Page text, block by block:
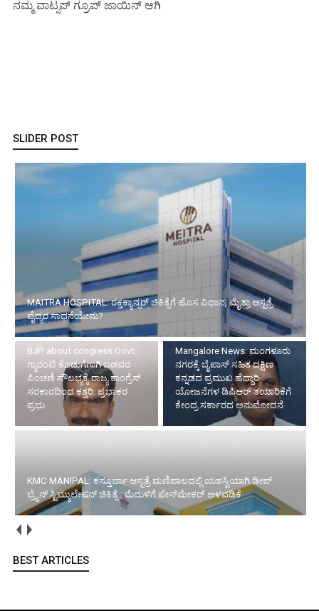
ನಮ್ಮ ವಾಟ್ಸಪ್ ಗ್ರೂಪ್ ಜಾಯಿನ್ ಆಗಿ
SLIDER POST
MAITRA HOSPITAL: ರಕ್ತಕ್ಯಾನ್ಸರ್ ಚಿಕಿತ್ಸೆಗೆ ಹೊಸ ವಿಧಾನ, ಮೈತ್ರಾ ಆಸ್ಪತ್ರೆ
ವೈದ್ಯರ ಸಾಧನೆಯೇನು?
BJP about congress Govt:
ಗ್ಯಾರಂಟಿ ಕೊಡುಗೆಗಾಗಿ ಬಡವರ
ಪಿಂಚಣಿ ಸೌಲಭ್ಯಕ್ಕೆ ರಾಜ್ಯ ಕಾಂಗ್ರೆಸ್
ಸರಕಾರದಿಂದ ಕತ್ತರಿ: ಪ್ರಭಾಕರ
ಪ್ರಭು
Mangalore News: ಮಂಗಳೂರು
ನಗರಕ್ಕೆ ಬೈಪಾಸ್‌ ಸಹಿತ ದಕ್ಷಿಣ
ಕನ್ನಡದ ಪ್ರಮುಖ ಹೆದ್ದಾರಿ
ಯೋಜನೆಗಳ ಡಿಪಿಆರ್ ತಯಾರಿಕೆಗೆ
ಕೇಂದ್ರ ಸರ್ಕಾರದ ಅನುಮೋದನೆ
KMC MANIPAL: ಕಸ್ತೂರ್ಬಾ ಆಸ್ಪತ್ರೆ ಮಣಿಪಾಲದಲ್ಲಿ ಯಶಸ್ವಿಯಾಗಿ ಡೀಪ್
ಬ್ರೈನ್ ಸ್ಟಿಮ್ಯುಲೇಷನ್ ಚಿಕಿತ್ಸೆ : ಮೆದುಳಿಗೆ ಪೇಸ್‌ಮೇಕರ್ ಅಳವಡಿಕೆ
BEST ARTICLES